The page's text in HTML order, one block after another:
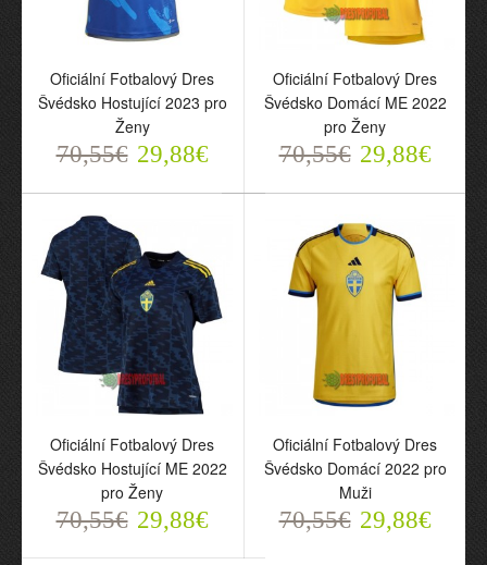
Oficiální Fotbalový Dres
Švédsko Hostující 2023
pro Ženy
70,55€ 29,88€
Oficiální Fotbalový Dres
Švédsko Domácí ME
2022 pro Ženy
70,55€
Oficiální Fotbalový Dres
Švédsko Hostující 2023 pro
Ženy
70,55€ 29,88€
Oficiální Fotbalový Dres
Švédsko Domácí ME 2022
pro Ženy
70,55€ 29,88€
Oficiální Fotbalový Dres
Švédsko Hostující ME 2022
pro Ženy
70,55€ 29,88€
Oficiální Fotbalový Dres
Švédsko Domácí 2022 pro
Muži
70,55€ 29,88€